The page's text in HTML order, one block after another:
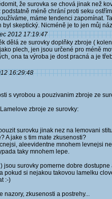
že surovka se chová jinak než
méně chrání proti seku
máme tendenci zapomínat.
byl skeptický. Nicméně je to jen můj
2012 17:19:47
dělá ze surovky doplňky zbroje (
plech, jen jsou určené pro méně
ona ta výroba je dost pracná a je
16:29:48
s vyrobou a pouzivanim zbroje ze
zbroje ze surovky:
surovku jinak nez na lemovani
A jake s tim mate zkusenosti?
aleevidentne mnohem levnejsi
taky mnohem lepe.
jsou surovky pomerne dobre
pokud si nejakou takovou lamelku
:-)
nazory, zkusenosti a postrehy...